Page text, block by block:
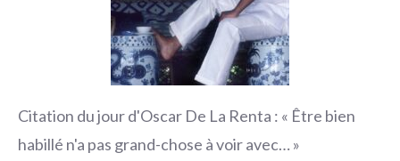
Citation du jour d'Oscar De La Renta : « Être bien
habillé n'a pas grand-chose à voir avec… »